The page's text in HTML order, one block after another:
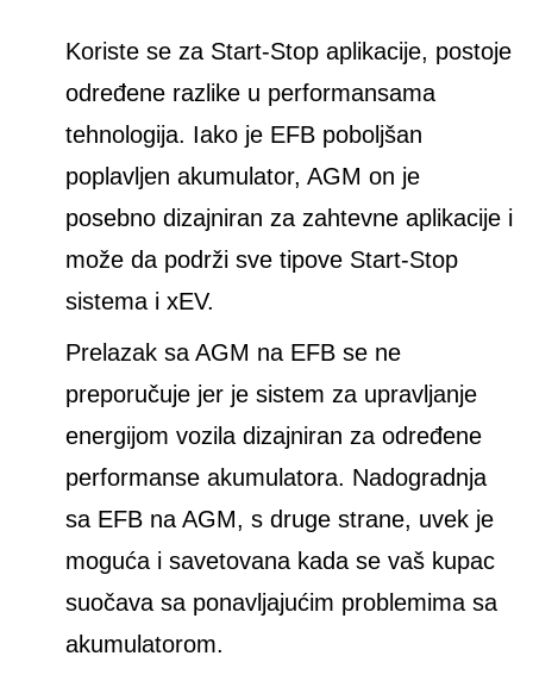
Koriste se za Start-Stop aplikacije, postoje
određene razlike u performansama
tehnologija. Iako je EFB poboljšan
poplavljen akumulator, AGM on je
posebno dizajniran za zahtevne aplikacije i
može da podrži sve tipove Start-Stop
sistema i xEV.
Prelazak sa AGM na EFB se ne
preporučuje jer je sistem za upravljanje
energijom vozila dizajniran za određene
performanse akumulatora. Nadogradnja
sa EFB na AGM, s druge strane, uvek je
moguća i savetovana kada se vaš kupac
suočava sa ponavljajućim problemima sa
akumulatorom.